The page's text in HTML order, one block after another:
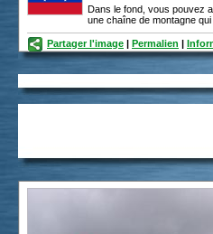
Dans le fond, vous pouvez
une chaîne de montagne qui
Partager l'image | Permalien |